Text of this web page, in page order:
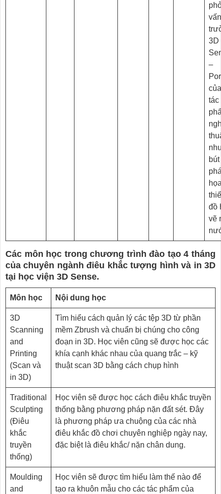
3D
–
tác
đồ
vẽ
Các môn học trong chương trình đào tạo 4 tháng
của chuyên ngành điêu khắc tượng hình và in 3D
tại học viện 3D Sense.
Môn học Nội dung học
3D
Scanning
and
Printing
(Scan và
in 3D)
Tìm hiểu cách quản lý các tệp 3D từ phần
mềm Zbrush và chuẩn bị chúng cho công
đoạn in 3D. Học viên cũng sẽ được học các
khía cạnh khác nhau của quang trắc – kỹ
thuật scan 3D bằng cách chụp hình
Traditional
Sculpting
(Điêu
khắc
truyền
thống)
Học viên sẽ được học cách điêu khắc truyền
thống bằng phương pháp nặn đất sét. Đây
là phương pháp ưa chuộng của các nhà
điêu khắc đồ chơi chuyên nghiệp ngày nay,
đặc biệt là điêu khắc/ nặn chân dung.
Moulding
and
Học viên sẽ được tìm hiểu làm thế nào để
tạo ra khuôn mẫu cho các tác phẩm của